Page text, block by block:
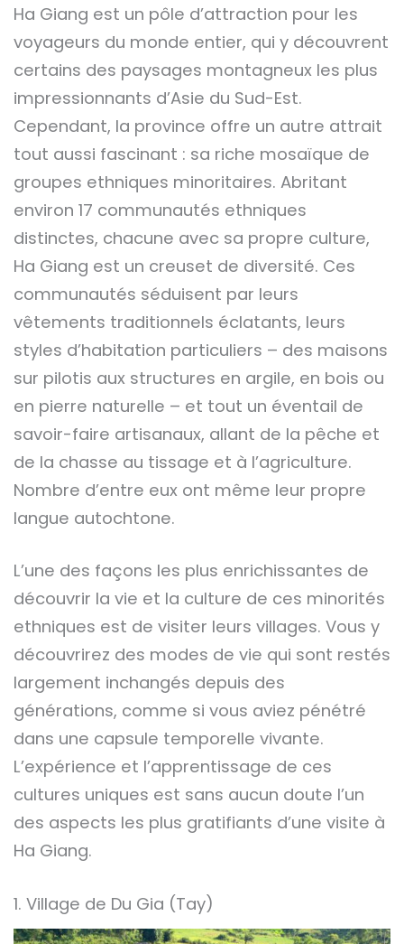
Ha Giang est un pôle d’attraction pour les
voyageurs du monde entier, qui y découvrent
certains des paysages montagneux les plus
impressionnants d’Asie du Sud-Est.
Cependant, la province offre un autre attrait
tout aussi fascinant : sa riche mosaïque de
groupes ethniques minoritaires. Abritant
environ 17 communautés ethniques
distinctes, chacune avec sa propre culture,
Ha Giang est un creuset de diversité. Ces
communautés séduisent par leurs
vêtements traditionnels éclatants, leurs
styles d’habitation particuliers – des maisons
sur pilotis aux structures en argile, en bois ou
en pierre naturelle – et tout un éventail de
savoir-faire artisanaux, allant de la pêche et
de la chasse au tissage et à l’agriculture.
Nombre d’entre eux ont même leur propre
langue autochtone.
L’une des façons les plus enrichissantes de
découvrir la vie et la culture de ces minorités
ethniques est de visiter leurs villages. Vous y
découvrirez des modes de vie qui sont restés
largement inchangés depuis des
générations, comme si vous aviez pénétré
dans une capsule temporelle vivante.
L’expérience et l’apprentissage de ces
cultures uniques est sans aucun doute l’un
des aspects les plus gratifiants d’une visite à
Ha Giang.
1. Village de Du Gia (Tay)